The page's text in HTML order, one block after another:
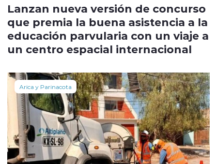
Lanzan nueva versión de concurso
que premia la buena asistencia a la
educación parvularia con un viaje a
un centro espacial internacional
Arica y Parinacota